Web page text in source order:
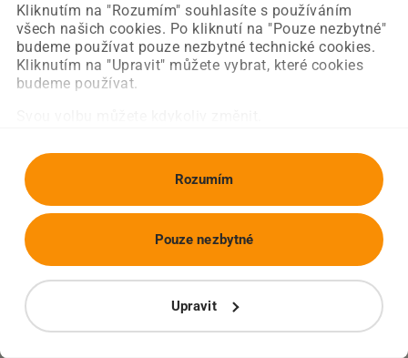
Kliknutím na "Rozumím" souhlasíte s používáním
všech našich cookies. Po kliknutí na "Pouze nezbytné"
budeme používat pouze nezbytné technické cookies.
Kliknutím na "Upravit" můžete vybrat, které cookies
budeme používat.
Rozumím
Upravit
Pouze nezbytné
Obnovit stránku Úvodní strana